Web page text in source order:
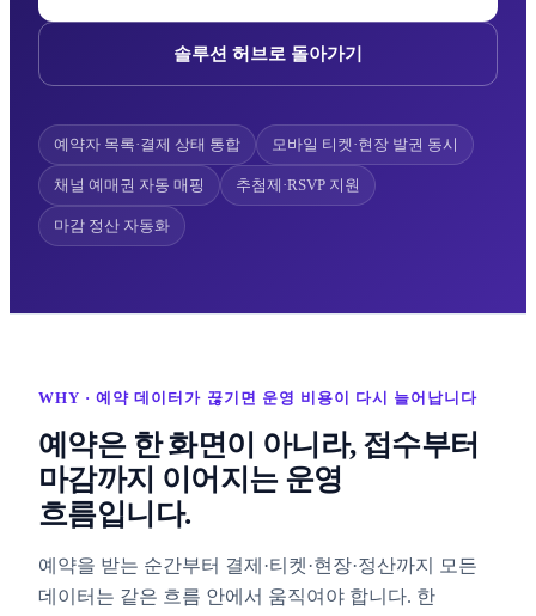
솔루션 허브로 돌아가기
예약자 목록·결제 상태 통합 모바일 티켓·현장 발권 동시
채널 예매권 자동 매핑 추첨제·RSVP 지원
마감 정산 자동화
WHY · 예약 데이터가 끊기면 운영 비용이 다시 늘어납니다
예약은 한 화면이 아니라, 접수부터
마감까지 이어지는 운영
흐름입니다.
예약을 받는 순간부터 결제·티켓·현장·정산까지 모든
데이터는 같은 흐름 안에서 움직여야 합니다. 한